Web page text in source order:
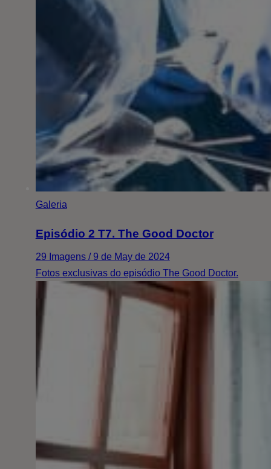
Galeria
Episódio 2 T7. The Good Doctor
29 Imagens / 9 de May de 2024
Fotos exclusivas do episódio The Good Doctor.